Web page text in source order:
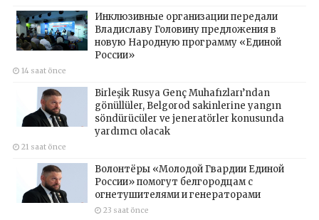
Инклюзивные организации передали
Владиславу Головину предложения в
новую Народную программу «Единой
России»
14 saat önce
Birleşik Rusya Genç Muhafızları’ndan
gönüllüler, Belgorod sakinlerine yangın
söndürücüler ve jeneratörler konusunda
yardımcı olacak
21 saat önce
Волонтёры «Молодой Гвардии Единой
России» помогут белгородцам с
огнетушителями и генераторами
23 saat önce